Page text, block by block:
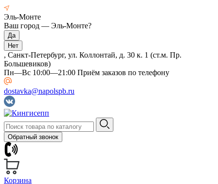
Эль-Монте
Ваш город — Эль-Монте?
, Санкт-Петербург, ул. Коллонтай, д. 30 к. 1 (ст.м. Пр.
Большевиков)
Пн—Вс 10:00—21:00 Приём заказов по телефону
dostavka@napolspb.ru
Обратный звонок
Корзина